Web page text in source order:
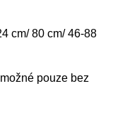
cm/ 80 cm/ 46-88
pouze bez